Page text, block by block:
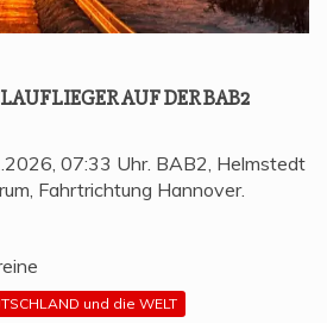
AUF DER BAB2
07:33 Uhr. BAB2, Helmstedt
Fahrtrichtung Hannover.
und die WELT